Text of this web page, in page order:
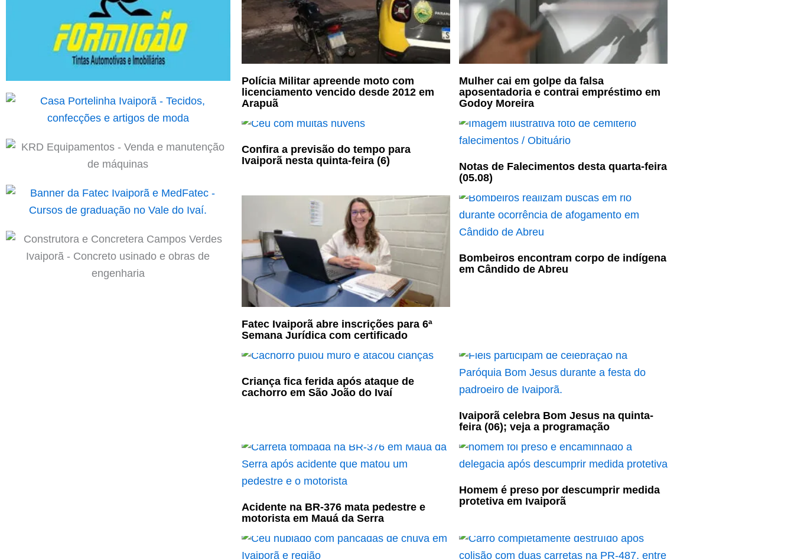
Polícia Militar apreende moto com
licenciamento vencido desde 2012 em
Arapuã
Mulher cai em golpe da falsa
aposentadoria e contrai empréstimo em
Godoy Moreira
Confira a previsão do tempo para
Ivaiporã nesta quinta-feira (6)
Notas de Falecimentos desta quarta-feira
(05.08)
Fatec Ivaiporã abre inscrições para 6ª
Semana Jurídica com certificado
Bombeiros encontram corpo de indígena
em Cândido de Abreu
Criança fica ferida após ataque de
cachorro em São João do Ivaí
Ivaiporã celebra Bom Jesus na quinta-
feira (06); veja a programação
Acidente na BR-376 mata pedestre e
motorista em Mauá da Serra
Homem é preso por descumprir medida
protetiva em Ivaiporã